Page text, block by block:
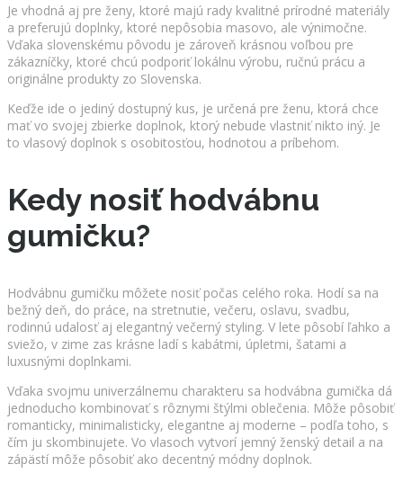
Je vhodná aj pre ženy, ktoré majú rady kvalitné prírodné materiály
a preferujú doplnky, ktoré nepôsobia masovo, ale výnimočne.
Vďaka slovenskému pôvodu je zároveň krásnou voľbou pre
zákazníčky, ktoré chcú podporiť lokálnu výrobu, ručnú prácu a
originálne produkty zo Slovenska.
Keďže ide o jediný dostupný kus, je určená pre ženu, ktorá chce
mať vo svojej zbierke doplnok, ktorý nebude vlastniť nikto iný. Je
to vlasový doplnok s osobitosťou, hodnotou a príbehom.
Kedy nosiť hodvábnu
gumičku?
Hodvábnu gumičku môžete nosiť počas celého roka. Hodí sa na
bežný deň, do práce, na stretnutie, večeru, oslavu, svadbu,
rodinnú udalosť aj elegantný večerný styling. V lete pôsobí ľahko a
sviežo, v zime zas krásne ladí s kabátmi, úpletmi, šatami a
luxusnými doplnkami.
Vďaka svojmu univerzálnemu charakteru sa hodvábna gumička dá
jednoducho kombinovať s rôznymi štýlmi oblečenia. Môže pôsobiť
romanticky, minimalisticky, elegantne aj moderne – podľa toho, s
čím ju skombinujete. Vo vlasoch vytvorí jemný ženský detail a na
zápästí môže pôsobiť ako decentný módny doplnok.